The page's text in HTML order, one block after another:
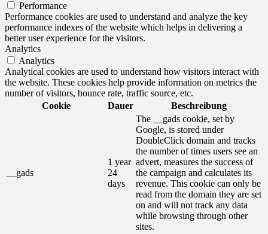
Performance
Performance cookies are used to understand and analyze the key
performance indexes of the website which helps in delivering a
better user experience for the visitors.
Analytics
Analytics
Analytical cookies are used to understand how visitors interact with
the website. These cookies help provide information on metrics the
number of visitors, bounce rate, traffic source, etc.
Cookie
Dauer Beschreibung
__gads
1 year
24
days
The __gads cookie, set by
Google, is stored under
DoubleClick domain and tracks
the number of times users see an
advert, measures the success of
the campaign and calculates its
revenue. This cookie can only be
read from the domain they are set
on and will not track any data
while browsing through other
sites.